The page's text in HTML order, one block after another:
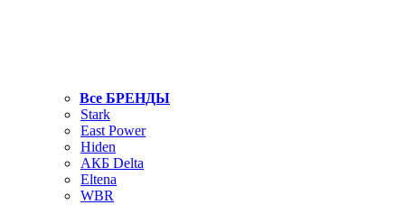
Все БРЕНДЫ
Stark
East Power
Hiden
АКБ Delta
Eltena
WBR